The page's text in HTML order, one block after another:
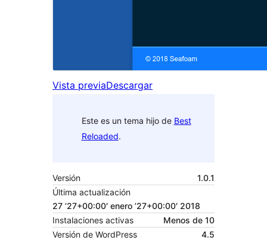
Vista previaDescargar
Este es un tema hijo de Best
Reloaded.
Versión
1.0.1
Última actualización
27 ’27+00:00′ enero ’27+00:00′ 2018
Instalaciones activas
Menos de 10
Versión de WordPress
4.5